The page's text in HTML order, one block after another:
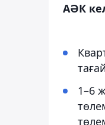
АӘК
1–6